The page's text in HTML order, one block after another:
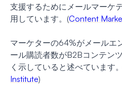
支援するためにメールマーケ
用しています。(Content
マーケターの64%がメールエ
ール購読者数がB2Bコンテン
く示していると述べています
Institute)